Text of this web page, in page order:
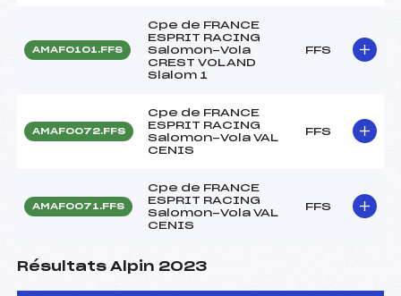
AMAF0101.FFS
Cpe de FRANCE
ESPRIT RACING
Salomon-Vola
CREST VOLAND
Slalom 1
FFS
AMAF0072.FFS
Cpe de FRANCE
ESPRIT RACING
Salomon-Vola VAL
CENIS
FFS
AMAF0071.FFS
Cpe de FRANCE
ESPRIT RACING
Salomon-Vola VAL
CENIS
FFS
Résultats Alpin 2023